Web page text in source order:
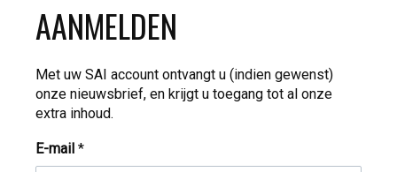
AANMELDEN
Met uw SAI account ontvangt u (indien gewenst)
onze nieuwsbrief, en krijgt u toegang tot al onze
extra inhoud.
E-mail *